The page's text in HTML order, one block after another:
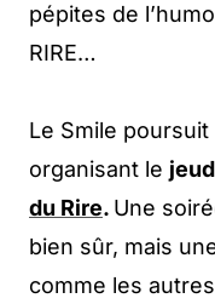
pépites de
RIRE…
Le Smile
organisant le
du Rire. Une
bien sûr, mais
comme les